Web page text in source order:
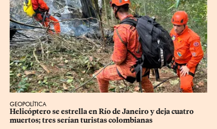
GEOPOLÍTICA
Helicóptero se estrella en Río de Janeiro y deja cuatro
muertos; tres serían turistas colombianas